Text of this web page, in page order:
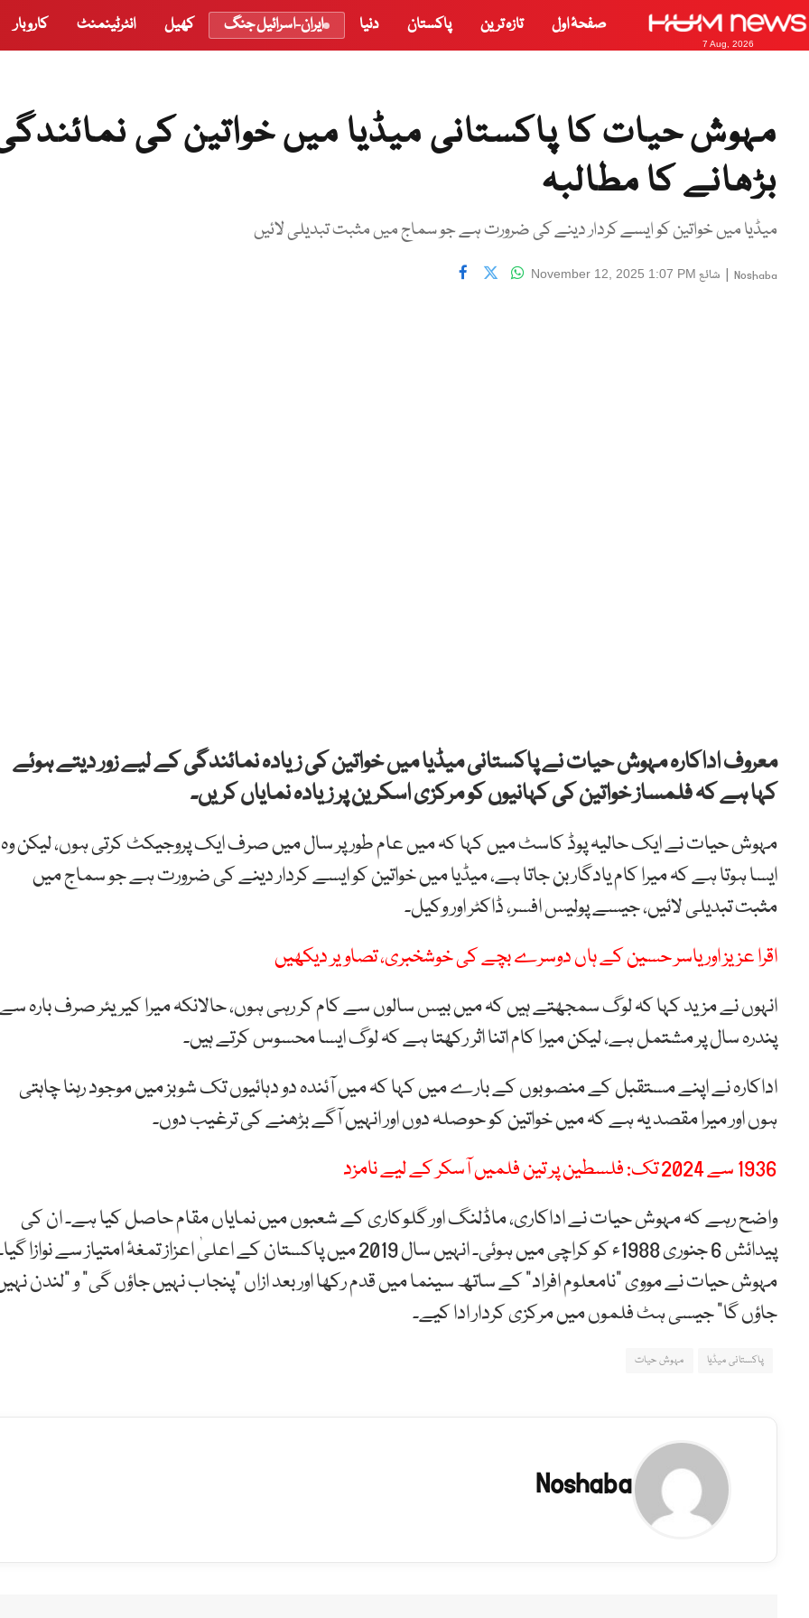
7 Aug, 2026
صفحۂ اول تازہ ترین پاکستان دنیا ایران-اسرائیل جنگ کھیل انٹرٹینمنٹ کاروبار
مہوش حیات کا پاکستانی میڈیا میں خواتین کی
بڑھانے کا مطالبہ
میڈیا میں خواتین کو ایسے کردار دینے کی ضرورت ہے جو سماج میں مثبت تبدیلی لائیں
Noshaba
| شائع November 12, 2025 1:07 PM
معروف اداکارہ مہوش حیات نے پاکستانی میڈیا میں خواتین کی زیادہ نمائندگی کے لیے زور دیتے ہوئے
کہا ہے کہ فلمساز خواتین کی کہانیوں کو مرکزی اسکرین پر زیادہ نمایاں کریں۔
مہوش حیات نے ایک حالیہ پوڈ کاسٹ میں کہا کہ میں عام طور پر سال میں صرف ایک پروجیکٹ کرتی ہوں، لیکن وہ
ایسا ہوتا ہے کہ میرا کام یادگار بن جاتا ہے، میڈیا میں خواتین کو ایسے کردار دینے کی ضرورت ہے جو سماج میں
مثبت تبدیلی لائیں، جیسے پولیس افسر، ڈاکٹر اور وکیل۔
اقرا عزیز اور یاسر حسین کے ہاں دوسرے بچے کی خوشخبری، تصاویر دیکھیں
انہوں نے مزید کہا کہ لوگ سمجھتے ہیں کہ میں بیس سالوں سے کام کر رہی ہوں، حالانکہ میرا کیریئر صرف بارہ سے
پندرہ سال پر مشتمل ہے، لیکن میرا کام اتنا اثر رکھتا ہے کہ لوگ ایسا محسوس کرتے ہیں۔
اداکارہ نے اپنے مستقبل کے منصوبوں کے بارے میں کہا کہ میں آئندہ دو دہائیوں تک شوبز میں موجود رہنا چاہتی
ہوں اور میرا مقصد یہ ہے کہ میں خواتین کو حوصلہ دوں اور انہیں آگے بڑھنے کی ترغیب دوں۔
1936 سے 2024 تک: فلسطین پر تین فلمیں آسکر کے لیے نامزد
واضح رہے کہ مہوش حیات نے اداکاری، ماڈلنگ اور گلوکاری کے شعبوں میں نمایاں مقام حاصل کیا ہے۔ ان کی
پیدائش 6 جنوری 1988ء کو کراچی میں ہوئی۔ انہیں سال 2019 میں پاکستان کے اعلیٰ اعزاز تمغۂ امتیاز سے نوازا
مہوش حیات نے مووی “نامعلوم افراد” کے ساتھ سینما میں قدم رکھا اور بعد ازاں “پنجاب نہیں جاؤں گی” و “لندن
جاؤں گا” جیسی ہٹ فلموں میں مرکزی کردار ادا کیے۔
پاکستانی میڈیا مہوش حیات
Noshaba